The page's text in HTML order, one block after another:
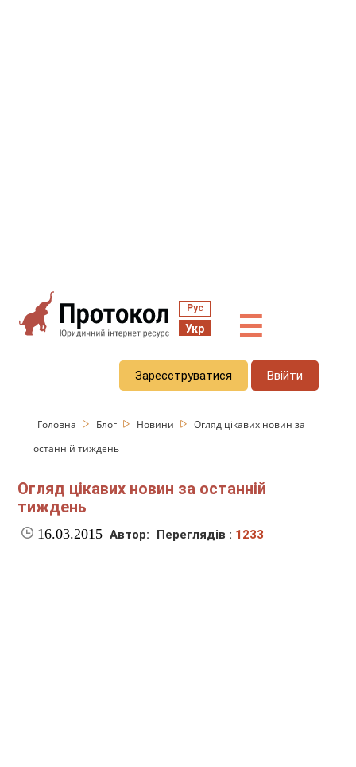
Рус
Укр ☰
Зареєструватися Ввійти
Головна Блог Новини
Огляд цікавих новин за
останній тиждень
Огляд цікавих новин за останній
тиждень
16.03.2015 Автор: Переглядів : 1233